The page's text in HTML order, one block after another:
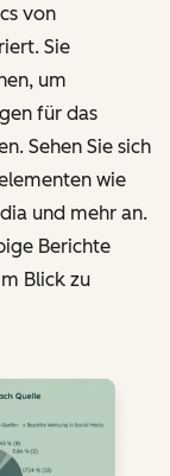
von
Sie
um
für das
Sehen Sie sich
wie
und mehr an.
Berichte
Blick zu